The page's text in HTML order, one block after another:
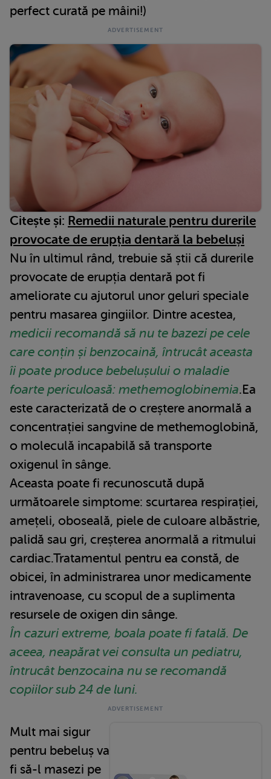
perfect curată pe mâini!)
Citește și: Remedii naturale pentru durerile
provocate de erupția dentară la bebeluși
Nu în ultimul rând, trebuie să știi că durerile
provocate de erupția dentară pot fi
ameliorate cu ajutorul unor geluri speciale
pentru masarea gingiilor. Dintre acestea,
medicii recomandă să nu te bazezi pe cele
care conțin și benzocaină, întrucât aceasta
îi poate produce bebelușului o maladie
foarte periculoasă: methemoglobinemia.Ea
este caracterizată de o creștere anormală a
concentrației sangvine de methemoglobină,
o moleculă incapabilă să transporte
oxigenul în sânge.
Aceasta poate fi recunoscută după
următoarele simptome: scurtarea respirației,
amețeli, oboseală, piele de culoare albăstrie,
palidă sau gri, creșterea anormală a ritmului
cardiac.Tratamentul pentru ea constă, de
obicei, în administrarea unor medicamente
intravenoase, cu scopul de a suplimenta
resursele de oxigen din sânge.
În cazuri extreme, boala poate fi fatală. De
aceea, neapărat vei consulta un pediatru,
întrucât benzocaina nu se recomandă
copiilor sub 24 de luni.
Mult mai sigur
pentru bebeluș va
fi să-l masezi pe